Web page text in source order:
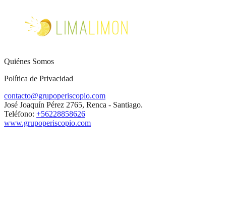
Quiénes Somos
Política de Privacidad
contacto@grupoperiscopio.com
José Joaquín Pérez 2765, Renca - Santiago.
Teléfono: +56228858626
www.grupoperiscopio.com